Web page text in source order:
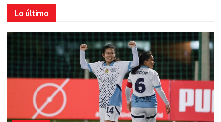
Lo último